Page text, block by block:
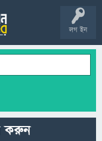
লগ ইন
করুন